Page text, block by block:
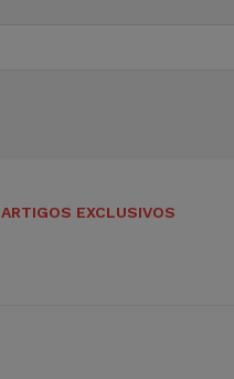
ARTIGOS EXCLUSIVOS